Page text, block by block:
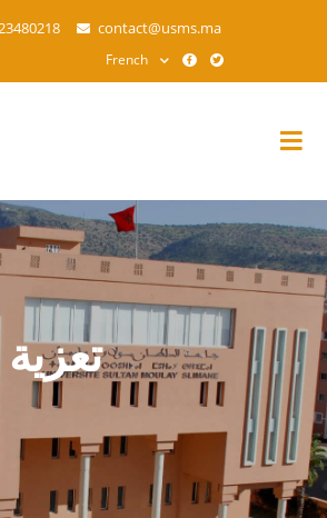
contenu
contact@usms.ma
French